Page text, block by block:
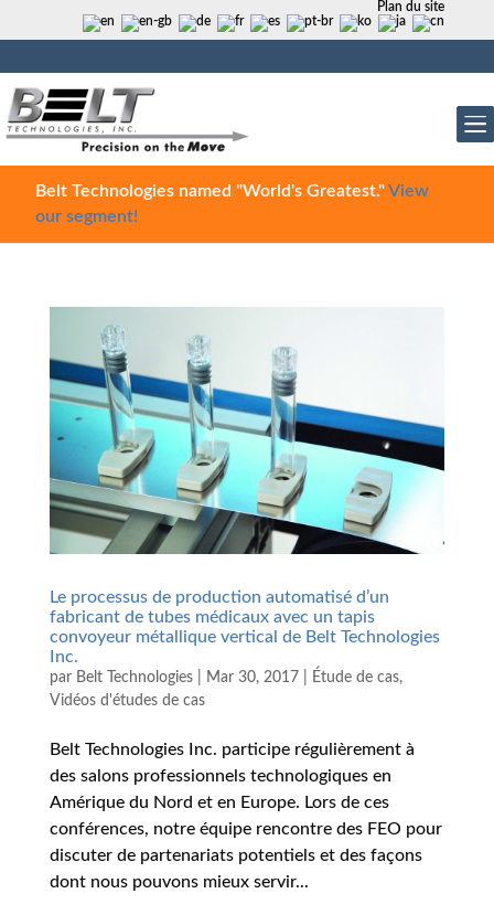
Plan du site
Belt Technologies named "World's Greatest."View
our segment!
Le processus de production automatisé d’un
fabricant de tubes médicaux avec un tapis
convoyeur métallique vertical de Belt Technologies
Inc.
par Belt Technologies| Mar 30, 2017 Étude de cas,
Vidéos d'études de cas
Belt Technologies Inc. participe régulièrement à
des salons professionnels technologiques en
Amérique du Nord et en Europe. Lors de ces
conférences, notre équipe rencontre des FEO pour
discuter de partenariats potentiels et des façons
dont nous pouvons mieux servir...